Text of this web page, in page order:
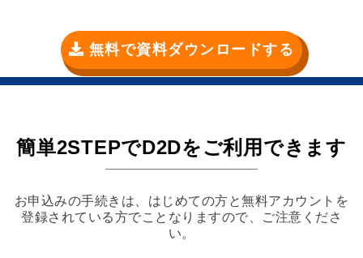
無料で資料ダウンロードする
簡単2STEPでD2Dをご利用できます
お申込みの手続きは、はじめての方と無料アカウントを
登録されている方でことなりますので、ご注意くださ
い。